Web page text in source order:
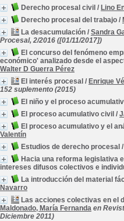
Derecho procesal civil / Lino
Derecho procesal del trabajo /
La desacumulación / Sandra
Procesal, 2/2016 ([01/11/2017])
El concurso del fenómeno
económico' analizado desde el
Walter D Guerra Pérez
El interés procesal / Enrique
152 suplemento (2015)
El niño y el proceso
El proceso acumulativo civil /
El proceso acumulativo y el
Valentín
Estudios de derecho procesal /
Hacia una reforma legislativa
intereses difusos colectivos e
La introducción del material
Navarro
Las acciones colectivas en el
Maldonado, María Fernanda en
Diciembre 2011)